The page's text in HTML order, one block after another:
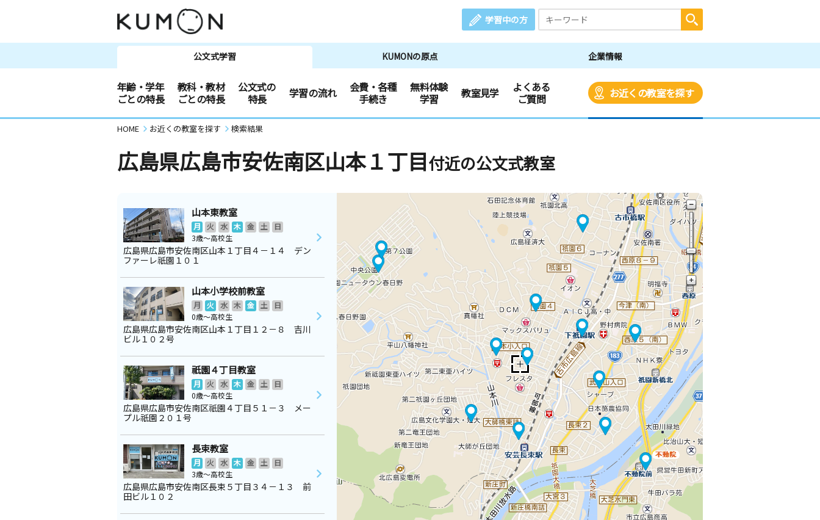
学習中の方
公文式学習 KUMONの原点 企業情報
年齢・学年
ごとの特長
教科・教材
ごとの特長
公文式の
特長
学習の流れ
会費・各種
手続き
無料体験
学習
教室見学
よくある
ご質問
お近くの教室を探す
HOME お近くの教室を探す 検索結果
広島県広島市安佐南区山本１丁目付近の公文式教室
山本東教室
月 火 水 木 金 土
日
3歳～高校生
広島県広島市安佐南区山本１丁目４－１４ デン
ファーレ祇園１０１
山本小学校前教室
月 火 水 木 金 土
日
0歳～高校生
広島県広島市安佐南区山本１丁目１２－８ 吉川
ビル１０２号
祇園４丁目教室
月 火 水 木 金 土
日
0歳～高校生
広島県広島市安佐南区祇園４丁目５１－３ メー
プル祇園２０１号
長束教室
月 火 水 木 金 土
日
3歳～高校生
広島県広島市安佐南区長束５丁目３４－１３ 前
田ビル１０２